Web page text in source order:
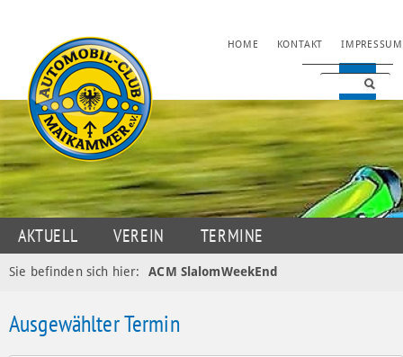
NAVIGATION
HOME KONTAKT IMPRESSUM
NAVIGATION
ÜBERSPRINGEN
AKTUELL VEREIN
TERMINE
JUGENDSPORT
MOTORSPORT
Sie befinden sich hier: ACM SlalomWeekEnd
Ausgewählter Termin